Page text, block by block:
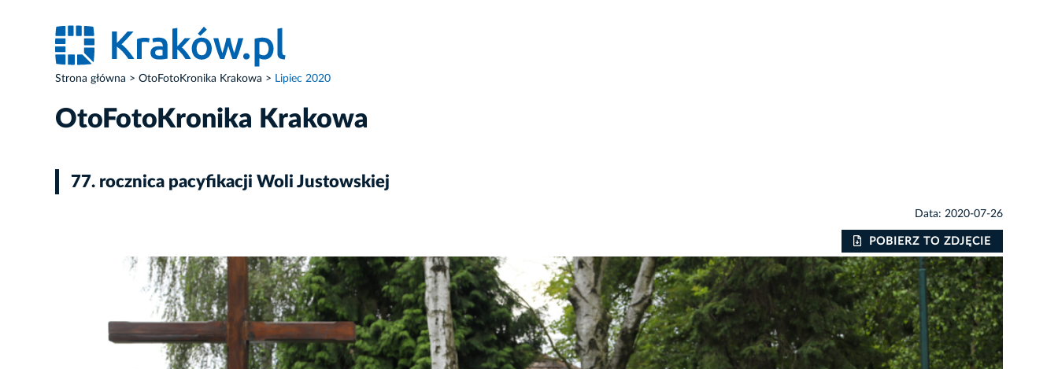
Strona główna OtoFotoKronika Krakowa Lipiec 2020
OtoFotoKronika Krakowa
77. rocznica pacyfikacji Woli Justowskiej
Data: 2020-07-26
POBIERZ TO ZDJĘCIE